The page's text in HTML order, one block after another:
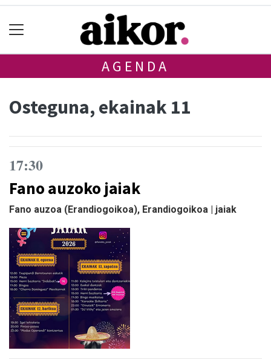
AGENDA
Osteguna, ekainak 11
17:30
Fano auzoko jaiak
Fano auzoa (Erandiogoikoa), Erandiogoikoa | jaiak